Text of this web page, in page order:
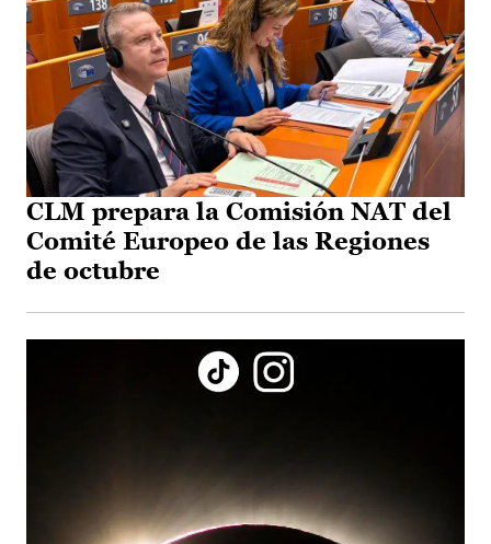
CLM prepara la Comisión NAT del
Comité Europeo de las Regiones
de octubre